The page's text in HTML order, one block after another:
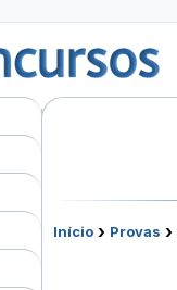
Início › Provas ›